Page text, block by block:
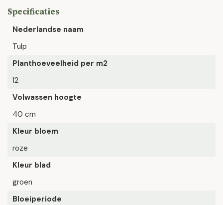
Specificaties
Nederlandse naam
Tulp
Planthoeveelheid per m2
12
Volwassen hoogte
40 cm
Kleur bloem
roze
Kleur blad
groen
Bloeiperiode